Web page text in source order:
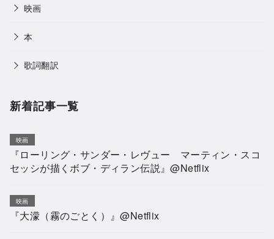
映画
本
歌詞翻訳
新着記事一覧
映画
『ローリング・サンダー・レヴュー マーティン・スコ
セッシが描くボブ・ディラン伝説』@Netflix
映画
『大濛（霧のごとく）』@Netflix